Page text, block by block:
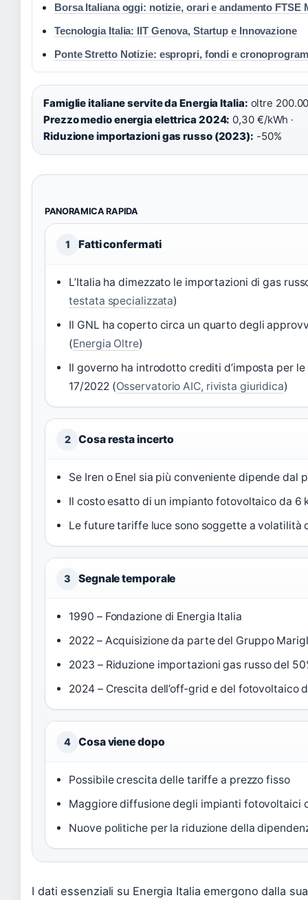
Borsa Italiana oggi: notizie, orari e andamento FTSE
Tecnologia Italia: IIT Genova, Startup e Innovazione
Ponte Stretto Notizie: espropri, fondi e
Famiglie italiane servite da Energia Italia: oltre
Prezzo medio energia elettrica 2024: 0,30 €/kWh ·
Riduzione importazioni gas russo (2023): -50%
PANORAMICA RAPIDA
1 Fatti confermati
L’Italia ha dimezzato le importazioni di gas
testata specializzata)
Il GNL ha coperto circa un quarto degli
(Energia Oltre)
Il governo ha introdotto crediti d’imposta per
17/2022 (Osservatorio AIC, rivista giuridica)
2 Cosa resta incerto
Se Iren o Enel sia più conveniente dipende dal
Il costo esatto di un impianto fotovoltaico da 6
Le future tariffe luce sono soggette a volatilità
3 Segnale temporale
1990 – Fondazione di Energia Italia
2022 – Acquisizione da parte del Gruppo
2023 – Riduzione importazioni gas russo del
2024 – Crescita dell’off‑grid e del fotovoltaico
4 Cosa viene dopo
Possibile crescita delle tariffe a prezzo fisso
Maggiore diffusione degli impianti fotovoltaici
Nuove politiche per la riduzione della
I dati essenziali su Energia Italia emergono dalla